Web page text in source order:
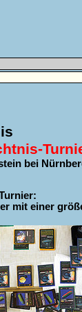
bei
mit einer